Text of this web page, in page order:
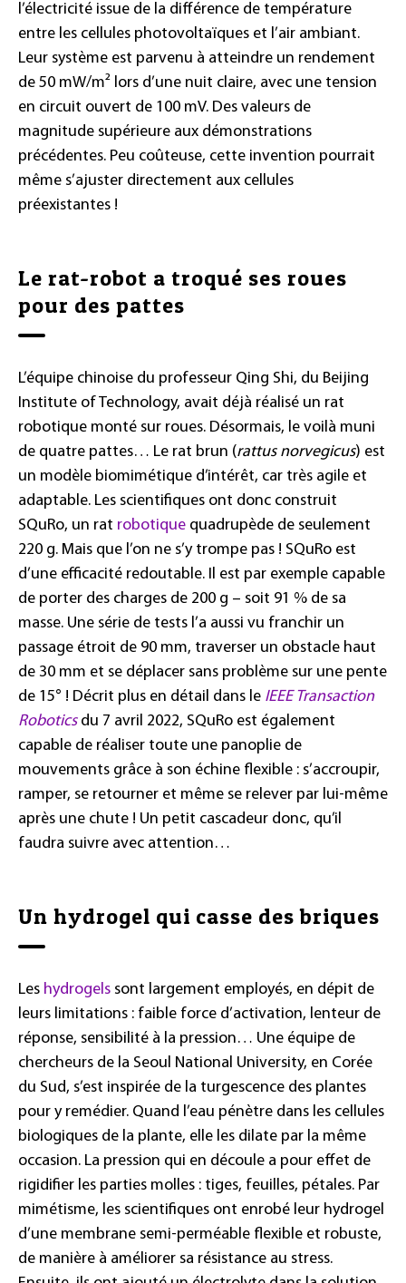
l’électricité issue de la différence de température
entre les cellules photovoltaïques et l’air ambiant.
Leur système est parvenu à atteindre un rendement
de 50 mW/m² lors d’une nuit claire, avec une tension
en circuit ouvert de 100 mV. Des valeurs de
magnitude supérieure aux démonstrations
précédentes. Peu coûteuse, cette invention pourrait
même s’ajuster directement aux cellules
préexistantes !
Le rat-robot a troqué ses roues
pour des pattes
L’équipe chinoise du professeur Qing Shi, du Beijing
Institute of Technology, avait déjà réalisé un rat
robotique monté sur roues. Désormais, le voilà muni
de quatre pattes… Le rat brun (rattus norvegicus) est
un modèle biomimétique d’intérêt, car très agile et
adaptable. Les scientifiques ont donc construit
SQuRo, un rat robotique quadrupède de seulement
220 g. Mais que l’on ne s’y trompe pas ! SQuRo est
d’une efficacité redoutable. Il est par exemple capable
de porter des charges de 200 g – soit 91 % de sa
masse. Une série de tests l’a aussi vu franchir un
passage étroit de 90 mm, traverser un obstacle haut
de 30 mm et se déplacer sans problème sur une pente
de 15° ! Décrit plus en détail dans le IEEE Transaction
Roboticsdu 7 avril 2022, SQuRo est également
capable de réaliser toute une panoplie de
mouvements grâce à son échine flexible : s’accroupir,
ramper, se retourner et même se relever par lui-même
après une chute ! Un petit cascadeur donc, qu’il
faudra suivre avec attention…
Un hydrogel qui casse des briques
Les hydrogels sont largement employés, en dépit de
leurs limitations : faible force d’activation, lenteur de
réponse, sensibilité à la pression… Une équipe de
chercheurs de la Seoul National University, en Corée
du Sud, s’est inspirée de la turgescence des plantes
pour y remédier. Quand l’eau pénètre dans les cellules
biologiques de la plante, elle les dilate par la même
occasion. La pression qui en découle a pour effet de
rigidifier les parties molles : tiges, feuilles, pétales. Par
mimétisme, les scientifiques ont enrobé leur hydrogel
d’une membrane semi-perméable flexible et robuste,
de manière à améliorer sa résistance au stress.